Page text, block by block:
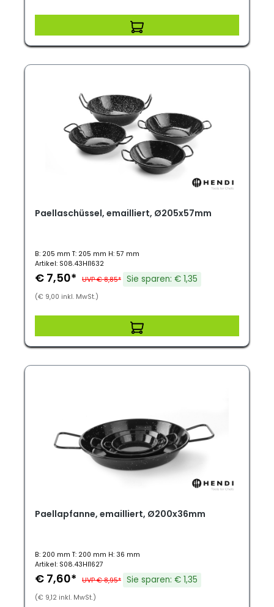
Paellaschüssel, emailliert, Ø205x57mm
B: 205 mm T: 205 mm H: 57 mm
Artikel: S08.43HI1632
€ 7,50* UVP € 8,85* Sie sparen: € 1,35
(€ 9,00 inkl. MwSt.)
Paellapfanne, emailliert, Ø200x36mm
B: 200 mm T: 200 mm H: 36 mm
Artikel: S08.43HI1627
€ 7,60* UVP € 8,95* Sie sparen: € 1,35
(€ 9,12 inkl. MwSt.)